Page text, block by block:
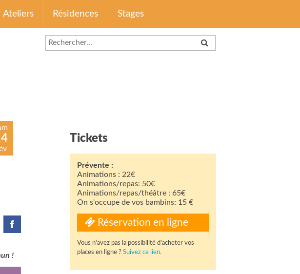
Ateliers Résidences Stages
!
Tickets
Prévente :
Animations : 22€
Animations/repas: 50€
Animations/repas/théâtre : 65€
On s'occupe de vos bambins: 15 €
Réservation en ligne
Vous n'avez pas la possibilité d'acheter vos
places en ligne ? Suivez ce lien.